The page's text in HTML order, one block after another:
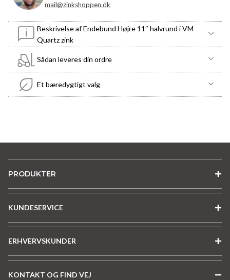
mail@zinkshoppen.dk
Beskrivelse af Endebund Højre 11″ halvrund i VM
Quartz zink
Sådan leveres din ordre
Et bæredygtigt valg
PRODUKTER
KUNDESERVICE
ERHVERVSKUNDER
KONTAKT OG FIND VEJ